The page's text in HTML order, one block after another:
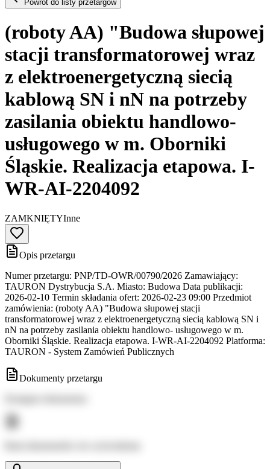
Powrót do listy przetargów
(roboty AA) "Budowa słupowej
stacji transformatorowej wraz
z elektroenergetyczną siecią
kablową SN i nN na potrzeby
zasilania obiektu handlowo-
usługowego w m. Oborniki
Śląskie. Realizacja etapowa. I-
WR-AI-2204092
ZAMKNIĘTYInne
Opis przetargu
Numer przetargu: PNP/TD-OWR/00790/2026 Zamawiający:
TAURON Dystrybucja S.A. Miasto: Budowa Data publikacji:
2026-02-10 Termin składania ofert: 2026-02-23 09:00 Przedmiot
zamówienia: (roboty AA) "Budowa słupowej stacji
transformatorowej wraz z elektroenergetyczną siecią kablową SN i
nN na potrzeby zasilania obiektu handlowo- usługowego w m.
Oborniki Śląskie. Realizacja etapowa. I-WR-AI-2204092 Platforma:
TAURON - System Zamówień Publicznych
Dokumenty przetargu